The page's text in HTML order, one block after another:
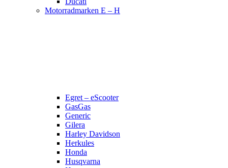
Motorradmarken E – H
Egret – eScooter
GasGas
Generic
Gilera
Harley Davidson
Herkules
Honda
Husqvarna